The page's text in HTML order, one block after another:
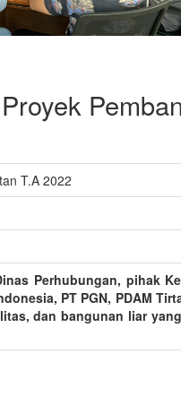
T.A 2022
Perhubungan, pihak
PT PGN, PDAM
dan bangunan liar